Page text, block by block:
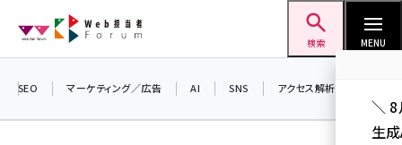
ン
検索 MENU
SEO マーケティング／広告 AI SNS アクセス解析／データ分析
＼ 8
生